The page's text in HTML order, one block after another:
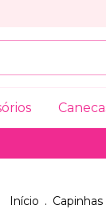
Início .